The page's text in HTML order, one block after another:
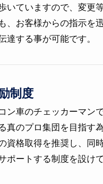
いていますので、変更
、お客様からの指示を
達する事が可能です。
制度
ン車のチェッカーマン
真のプロ集団を目指す
資格取得を推奨し、同
ポートする制度を設けて